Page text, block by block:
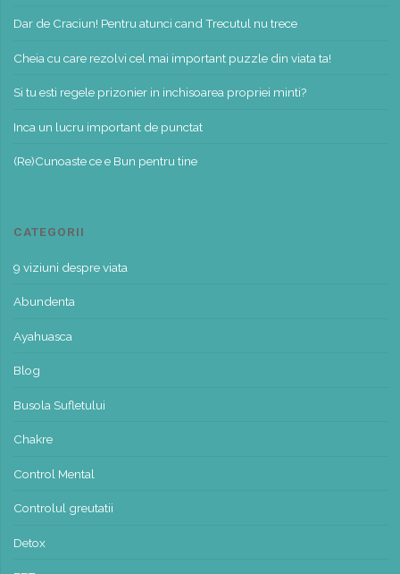
Dar de Craciun! Pentru atunci cand Trecutul nu trece
Cheia cu care rezolvi cel mai important puzzle din viata ta!
Si tu esti regele prizonier in inchisoarea propriei minti?
Inca un lucru important de punctat
(Re)Cunoaste ce e Bun pentru tine
CATEGORII
9 viziuni despre viata
Abundenta
Ayahuasca
Blog
Busola Sufletului
Chakre
Control Mental
Controlul greutatii
Detox